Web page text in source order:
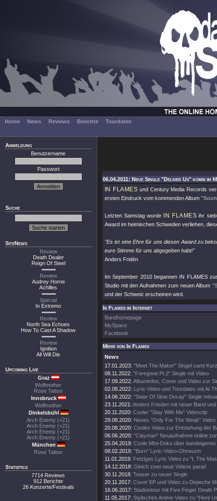
Home News Reviews Berichte Tourdaten
Anmeldung
Benutzername
Passwort
Suche
SiteNews
Review
Death Dealer
Reign Of Steel
Review
Audrey Horne
Achilles
Special
In Extremo
Review
North Sea Echoes
How To Cast A Shadow
Review
Ignition
All Will Die
Upcoming Live
Graz
Wolfmother
Rose Tattoo
Innsbruck
Wolfmother
Dinkelsbühl
Arch Enemy (+21)
Arch Enemy (+21)
Arch Enemy (+21)
Arch Enemy (+21)
München
Rose Tattoo
Statistics
7714 Reviews
912 Berichte
26 Konzerte/Festivals
06.04.2011: Neue Single "Deliver Us" komm im
IN FLAMES und Century Media Records
ersten Eindruck vom kommenden Album
Letzten Samstag wurde IN FLAMES ihr
Award im heimischen Schweden verliehen,
"Es ist eine Ehre für uns diesen Award zu
eure Stimme für uns abgegeben habt!"
Anders Fridén
Im September 2010 begannen IN FLAMES
Studio mit den Aufnahmen zum neuen Album
und der Schweiz erscheinen wird.
In Flames im Internet
Bandhomepage
MySpace
Facebook
Mehr von In Flames
News
17.01.2023: "Meet The Maker" Singel samt
08.11.2022: "Foregone Pt.2" Single mit Video
17.09.2022: Albuminfos, Cover und Video zur
02.08.2022: Lyric-Video und Tourdates mit At
14.06.2022: "State Of Slow Decay" Single
23.11.2021: Anders Frieden mit neuer Band und
20.11.2020: Cooler "Stay With Me" Videoclip
29.08.2020: Neues "Only For The Weak" Video
20.08.2020: Cooles Video zur Entstehung der
06.06.2020: "Clayman" Neuaufnahme online
25.04.2019: Coole Mini-Doku über
08.02.2019: "Burn" Lyric-Video-Ohrwurm
11.01.2019: Fetziges Lyric Video zu "I, The
14.12.2018: Gleich zwei neue Videos parat!
30.11.2018: Teaser zu neuer Single
20.11.2017: Cover EP und Video zu Depeche
16.06.2017: Stadiontour mit Five Finger Death
11.05.2017: Stylisches Anime-Video zu "Here